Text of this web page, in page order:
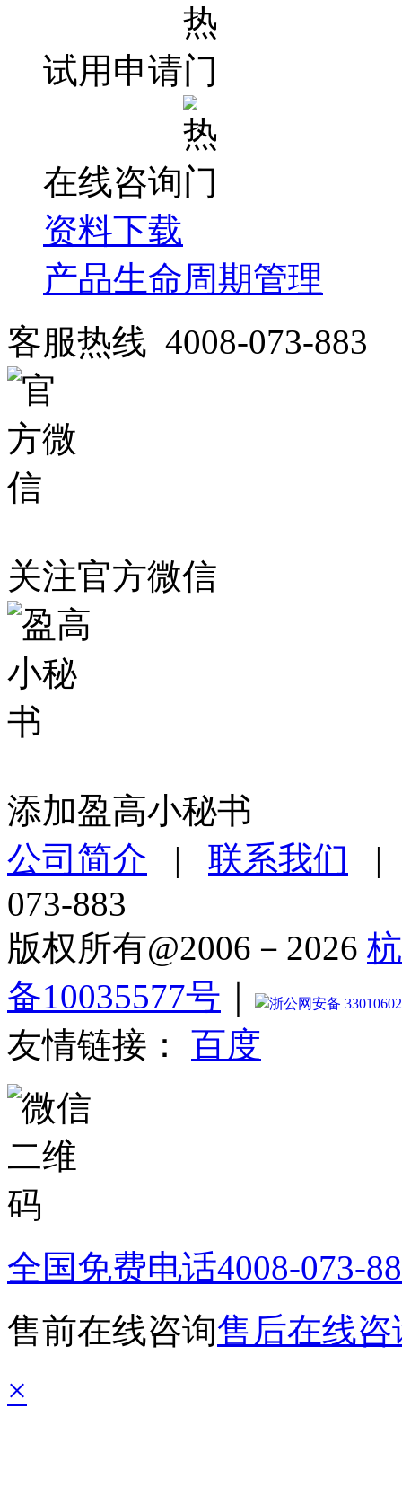
试用申请
在线咨询
资料下载
产品生命周期管理
客服热线 4008-073-883
关注官方微信
添加盈高小秘书
公司简介 | 联系我们
073-883
版权所有@2006－2026
备10035577号
浙公网安备
友情链接： 百度
全国免费电话4008-073-
售前在线咨询售后在线咨
×